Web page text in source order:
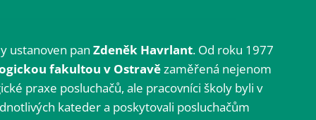
ustanoven pan Zdeněk Havrlant. Od roku 1977
fakultou v Ostravězaměřená nejenom
praxe posluchačů, ale pracovníci školy byli v
kateder a poskytovali posluchačům